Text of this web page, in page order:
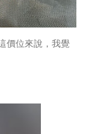
價位來說，我覺